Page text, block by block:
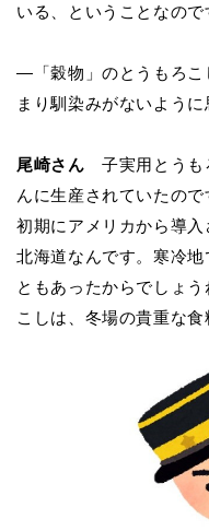
いる、
ということなので
―「穀物」のとうもろ
まり馴染みがないように
尾崎さん 子実用とうも
んに生産されていたの
初期にアメリカから導
北海道なんです。寒冷
ともあったからでしょ
こしは、冬場の貴重な食